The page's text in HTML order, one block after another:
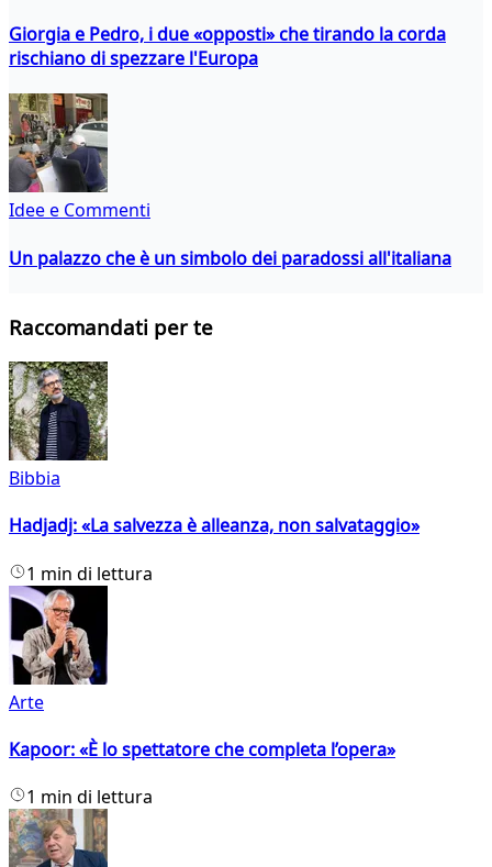
Giorgia e Pedro, i due «opposti» che tirando la corda
rischiano di spezzare l'Europa
Idee e Commenti
Un palazzo che è un simbolo dei paradossi all'italiana
Raccomandati per te
Bibbia
Hadjadj: «La salvezza è alleanza, non salvataggio»
1 min di lettura
Arte
Kapoor: «È lo spettatore che completa l’opera»
1 min di lettura